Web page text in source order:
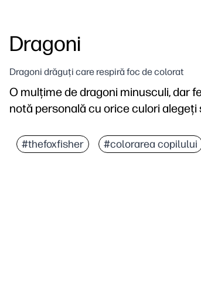
Dragoni
Dragoni drăguți care respiră foc de colorat
O mulțime de dragoni minusculi, dar
notă personală cu orice culori alegeți
#thefoxfisher #colorarea copilului